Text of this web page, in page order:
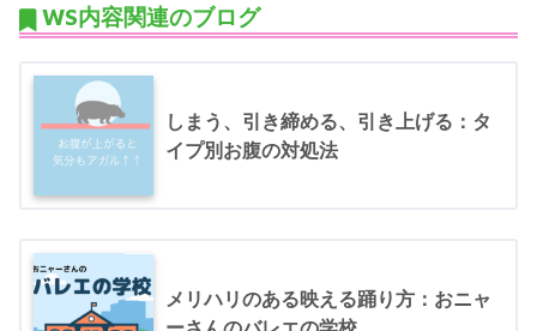
WS内容関連のブログ
しまう、引き締める、引き上げる：タ
イプ別お腹の対処法
メリハリのある映える踊り方：おニャ